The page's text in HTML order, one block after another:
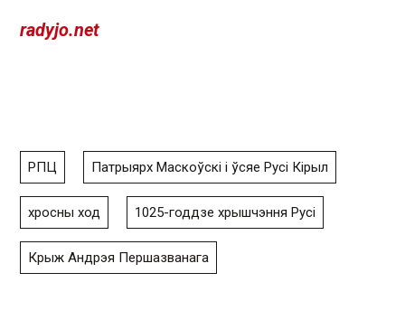
radyjo.net
РПЦ Патрыярх Маскоўскі і ўсяе Русі Кірыл
хросны ход 1025-годдзе хрышчэння Русі
Крыж Андрэя Першазванага